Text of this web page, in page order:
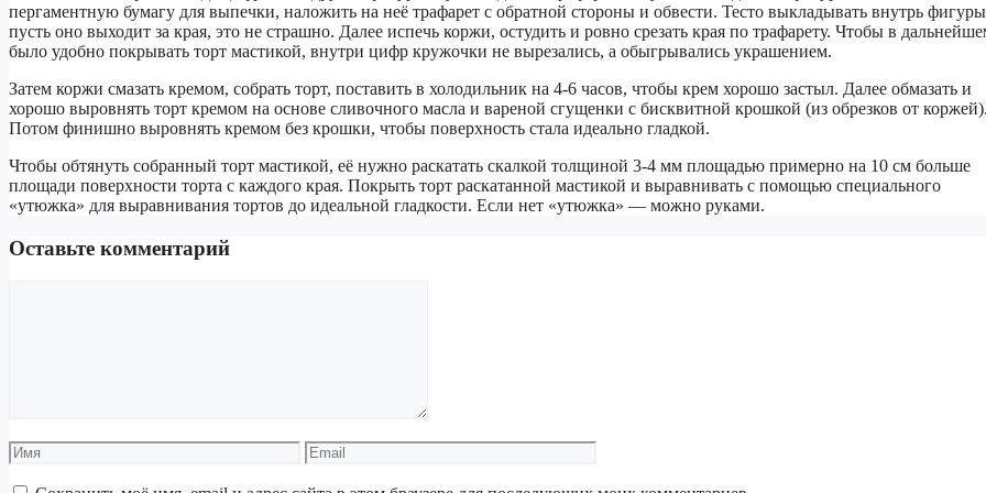
пергаментную бумагу для выпечки, наложить на неё трафарет с обратной стороны и обвести. Тесто выкладывать внутрь
пусть оно выходит за края, это не страшно. Далее испечь коржи, остудить и ровно срезать края по трафарету. Чтобы в
было удобно покрывать торт мастикой, внутри цифр кружочки не вырезались, а обыгрывались украшением.
Затем коржи смазать кремом, собрать торт, поставить в холодильник на 4-6 часов, чтобы крем хорошо застыл. Далее обмазать и
хорошо выровнять торт кремом на основе сливочного масла и вареной сгущенки с бисквитной крошкой (из обрезков от коржей).
Потом финишно выровнять кремом без крошки, чтобы поверхность стала идеально гладкой.
Чтобы обтянуть собранный торт мастикой, её нужно раскатать скалкой толщиной 3-4 мм площадью примерно на 10 см больше
площади поверхности торта с каждого края. Покрыть торт раскатанной мастикой и выравнивать с помощью специального
«утюжка» для выравнивания тортов до идеальной гладкости. Если нет «утюжка» — можно руками.
Оставьте комментарий
Имя Email